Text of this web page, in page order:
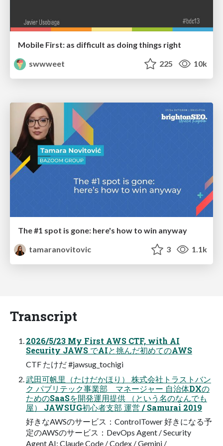
Mobile First: as difficult as doing things right
swwweet
225 10k
The #1 spot is gone: here's how to win anyway
tamaranovitovic
3 1.1k
Transcript
2026/5/23 My First AWS CTF, with AI
Security JAWS でAIと挑んだ初めてのAWS
CTF たけだ #jawsug_tochigi
武田可帆里（たけだかほり） 株式会社トラストバン
ク パブリテック事業部 マネージャー 自治体DXの
ためのSaaSを開発運用提供 （という名のなんでも
屋） JAWSUG初心者支部 運営 / Samurai 2019
好きなAWSのサービス：ControlTower 好きになる予
定のAWSのサービス：DevOps Agent / Security
Agent AI: Claude Code / Codex / Gemini /